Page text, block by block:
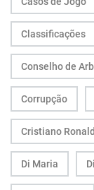
Classificações
Conselho de
Corrupção
Cristiano
Di Maria